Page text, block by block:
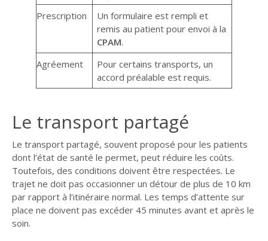
Prescription
Un formulaire est rempli et
remis au patient pour envoi à la
CPAM.
Agréement
Pour certains transports, un
accord préalable est requis.
Le transport partagé
Le transport partagé, souvent proposé pour les patients
dont l’état de santé le permet, peut réduire les coûts.
Toutefois, des conditions doivent être respectées. Le
trajet ne doit pas occasionner un détour de plus de 10 km
par rapport à l’itinéraire normal. Les temps d’attente sur
place ne doivent pas excéder 45 minutes avant et après le
soin.